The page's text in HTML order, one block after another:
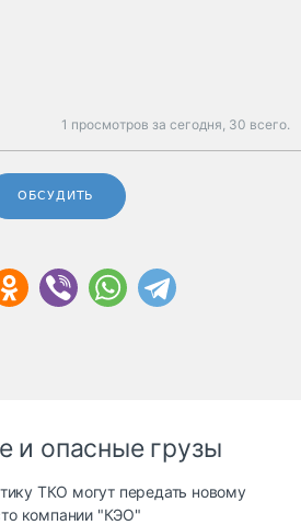
1 просмотров за сегодня, 30 всего.
ОБСУДИТЬ
и опасные грузы
ТКО могут передать новому
компании "КЭО"